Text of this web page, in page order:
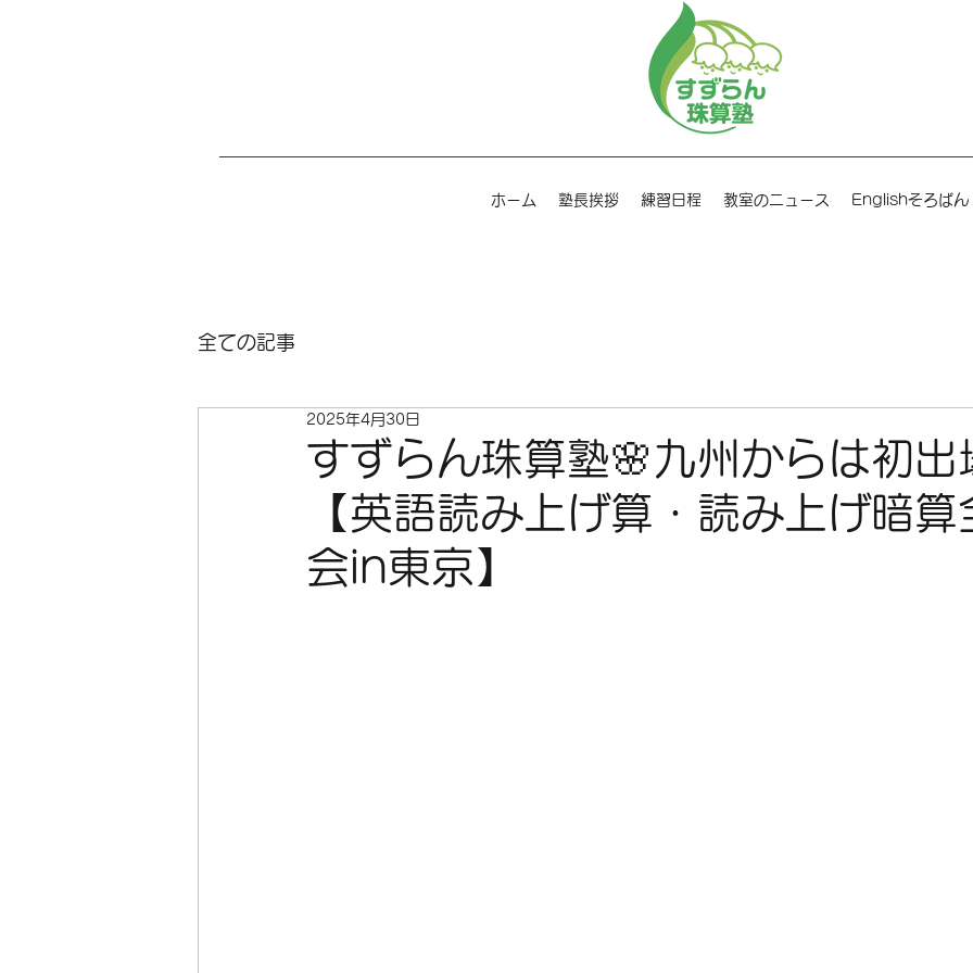
ホーム 塾長挨拶 練習日程 教室のニュース Englishそろばん
全ての記事
すずらん珠算塾🌸九州からは初出
【英語読み上げ算・読み上げ暗算
会in東京】
2025年4月30日